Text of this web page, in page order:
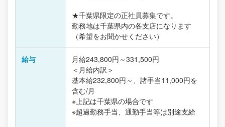
★千葉県限定の正社員募集です。
勤務地は千葉県内の各支店になります
（希望をお聞かせください）
給与
月給243,800円～331,500円
＜月給内訳＞
基本給232,800円～、諸手当11,000円を
含む/月
※上記は千葉県の場合です
※超過勤務手当、通勤手当等は別途支給